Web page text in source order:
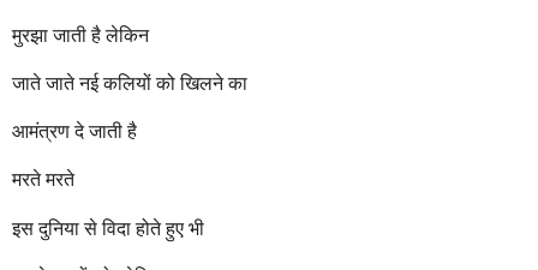
मुरझा जाती है लेकिन
जाते जाते नई कलियों को खिलने का
आमंत्रण दे जाती है
मरते मरते
इस दुनिया से विदा होते हुए भी